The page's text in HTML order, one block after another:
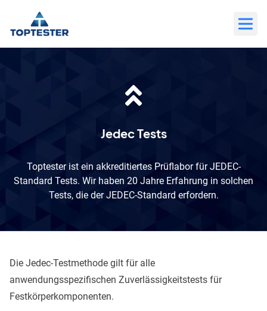
wechseln
Jedec Tests
Toptester ist ein akkreditiertes Prüflabor für JEDEC-
Standard Tests. Wir haben 20 Jahre Erfahrung in solchen
Tests, die der JEDEC-Standard erfordern.
Die Jedec-Testmethode gilt für alle
anwendungsspezifischen Zuverlässigkeitstests für
Festkörperkomponenten.